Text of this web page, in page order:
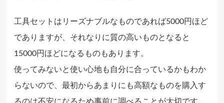
工具セットはリーズナブルなものであれば5000円ほど
でありますが、それなりに質の高いものとなると
15000円ほどになるものもあります。
使ってみないと使い心地も自分に合っているかもわか
らないので、最初からあまりにも高額なものを購入す